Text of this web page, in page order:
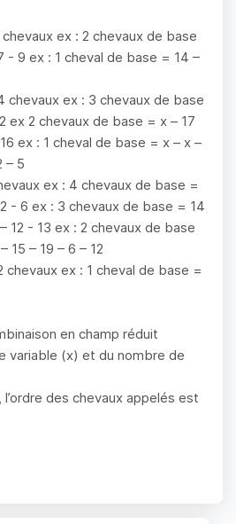
ex : 2 chevaux de base
- 9 ex : 1 cheval de base = 14 –
chevaux ex : 3 chevaux de base
ex 2 chevaux de base = x – 17
ex : 1 cheval de base = x – x –
– 5
ex : 4 chevaux de base =
- 6 ex : 3 chevaux de base = 14
12 - 13 ex : 2 chevaux de base
15 – 19 – 6 – 12
chevaux ex : 1 cheval de base =
en champ réduit
variable (x) et du nombre de
des chevaux appelés est